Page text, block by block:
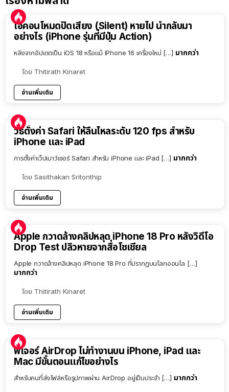
ไอคอนโหมดปิดเสียง (Silent) หายไป นำกลับมา
อย่างไร (iPhone รุ่นที่มีปุ่ม Action)
หลังจากอัปเดตเป็น iOS 18 หรือแม้ iPhone 16 เครื่องใหม่ […] มากกว่า
โดย Thitirath Kinaret
อ่านเพิ่มเติม
วิธีตั้งค่า Safari ให้ลื่นไหลระดับ 120 fps สำหรับ
iPhone และ iPad
การตั้งค่าเว็ปเบาว์เซอร์ Safari สำหรับ iPhone และ iPad […] มากกว่า
โดย Sasithakan Sritonthip
อ่านเพิ่มเติม
Apple กวาดล้างคลิปหลุด iPhone 18 Pro หลังวิดีโอ
Drop Test ปลิวหายจากสื่อโซเชียล
Apple กวาดล้างคลิปหลุด iPhone 18 Pro ที่ปรากฏบนโลกออนไล […]
มากกว่า
โดย Thitirath Kinaret
อ่านเพิ่มเติม
ฟีเจอร์ AirDrop ไม่ทำงานบน iPhone, iPad และ
Mac มีขั้นตอนแก้ไขอย่างไร
สำหรับคนที่ส่งไฟล์หรือรูปภาพผ่าน AirDrop อยู่เป็นประจำ […] มากกว่า